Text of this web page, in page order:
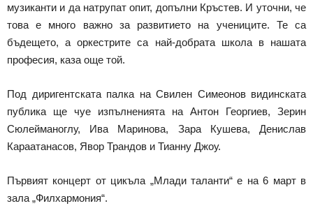
музиканти и да натрупат опит, допълни Кръстев. И уточни, че
това е много важно за развитието на учениците. Те са
бъдещето, а оркестрите са най-добрата школа в нашата
професия, каза още той.
Под диригентската палка на Свилен Симеонов видинската
публика ще чуе изпълненията на Антон Георгиев, Зерин
Сюлейманоглу, Ива Маринова, Зара Кушева, Денислав
Караатанасов, Явор Трандов и Тианну Джоу.
Първият концерт от цикъла „Млади таланти“ е на 6 март в
зала „Филхармония“.